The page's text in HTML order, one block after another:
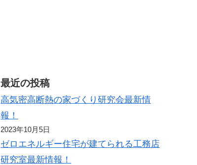
最近の投稿
高気密高断熱の家づくり研究会最新情
報！
2023年10月5日
ゼロエネルギー住宅が建てられる工務店
研究室最新情報！